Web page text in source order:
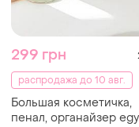
299 грн
распродажа до 10 авг.
Большая косметичка,
пенал, органайзер